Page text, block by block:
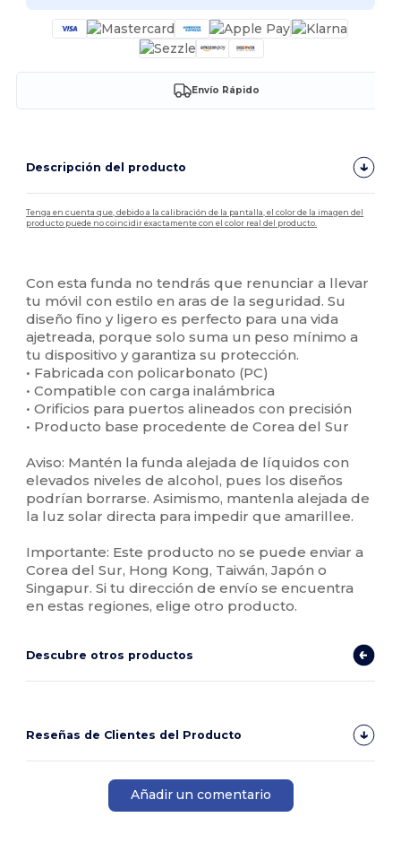
Envío Rápido
Descripción del producto
Tenga en cuenta que, debido a la calibración de la pantalla, el color de la imagen del
producto puede no coincidir exactamente con el color real del producto.
Con esta funda no tendrás que renunciar a llevar
tu móvil con estilo en aras de la seguridad. Su
diseño fino y ligero es perfecto para una vida
ajetreada, porque solo suma un peso mínimo a
tu dispositivo y garantiza su protección.
• Fabricada con policarbonato (PC)
• Compatible con carga inalámbrica
• Orificios para puertos alineados con precisión
• Producto base procedente de Corea del Sur
Aviso: Mantén la funda alejada de líquidos con
elevados niveles de alcohol, pues los diseños
podrían borrarse. Asimismo, mantenla alejada de
la luz solar directa para impedir que amarillee.
Importante: Este producto no se puede enviar a
Corea del Sur, Hong Kong, Taiwán, Japón o
Singapur. Si tu dirección de envío se encuentra
en estas regiones, elige otro producto.
Descubre otros productos
Reseñas de Clientes del Producto
Añadir un comentario